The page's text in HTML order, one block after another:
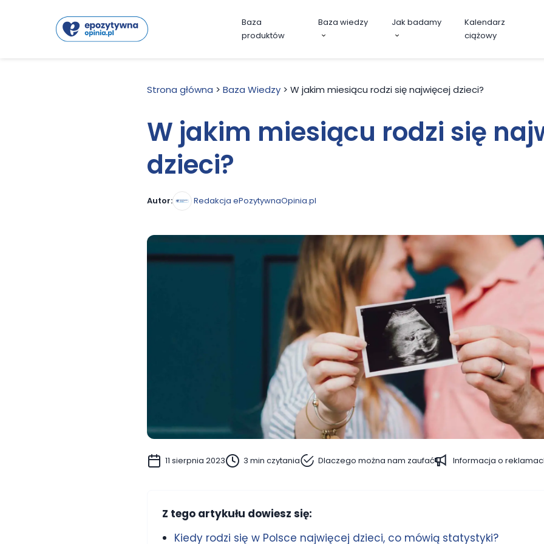
Baza
produktów
Baza wiedzy Jak badamy
Kalendarz
ciążowy
Strona główna > Baza Wiedzy > W jakim miesiącu rodzi się najwięcej dzieci?
W jakim miesiącu rodzi się
dzieci?
Autor: Redakcja ePozytywnaOpinia.pl
11 sierpnia 2023 3 min czytania Dlaczego można nam zaufać Informacja o
Z tego artykułu dowiesz się:
Kiedy rodzi się w Polsce najwięcej dzieci, co mówią statystyki?